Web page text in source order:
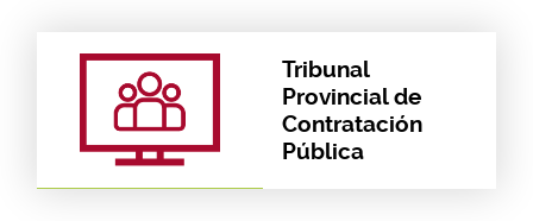
Tribunal
Provincial de
Contratación
Pública